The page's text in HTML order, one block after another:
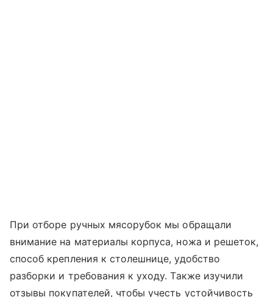
При отборе ручных мясорубок мы обращали
внимание на материалы корпуса, ножа и решеток,
способ крепления к столешнице, удобство
разборки и требования к уходу. Также изучили
отзывы покупателей, чтобы учесть устойчивость